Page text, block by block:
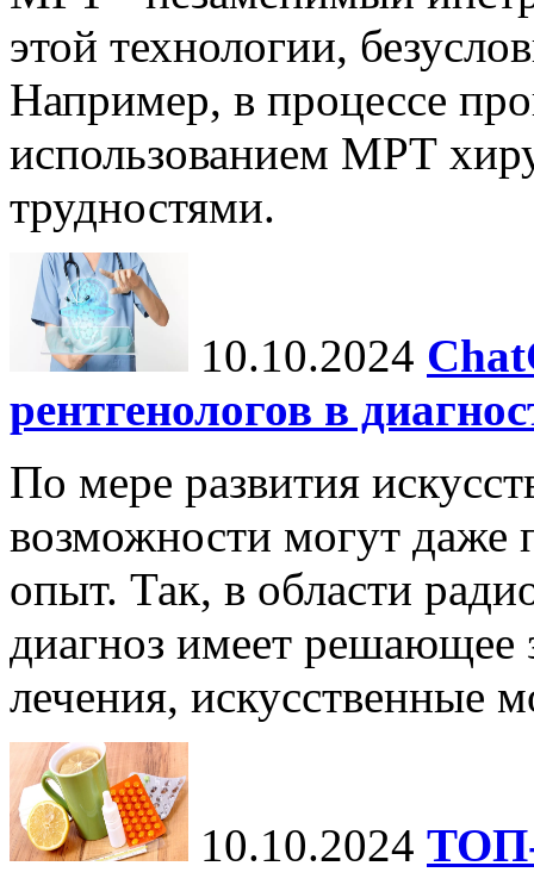
этой технологии,
Например, в процессе
использованием МРТ
трудностями.
10.10.2024
рентгенологов в
По мере развития
возможности могут даже
опыт. Так, в области
диагноз имеет решающее
лечения, искусственные
10.10.2024 ТОП-